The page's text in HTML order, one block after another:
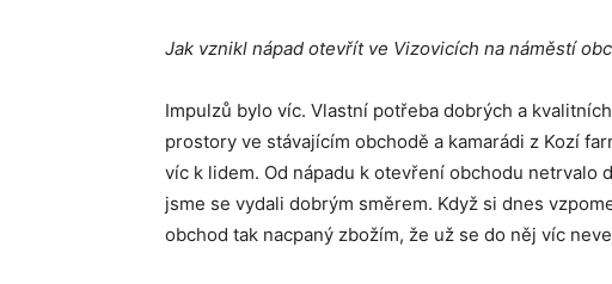
Jak vznikl nápad otevřít ve Vizovicích na náměstí
Impulzů bylo víc. Vlastní potřeba dobrých a
prostory ve stávajícím obchodě a kamarádi z Kozí
víc k lidem. Od nápadu k otevření obchodu netrvalo
jsme se vydali dobrým směrem. Když si dnes
obchod tak nacpaný zbožím, že už se do něj víc